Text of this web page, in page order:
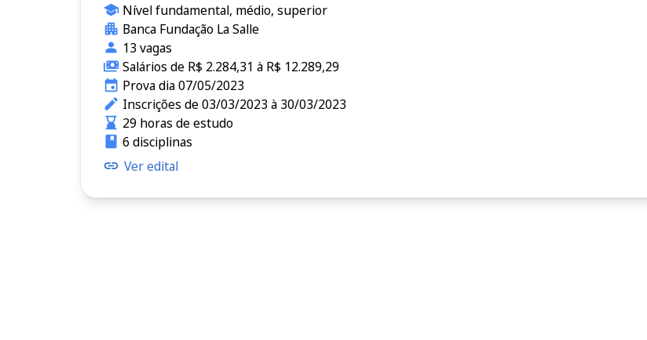
Nível fundamental, médio, superior
Banca Fundação La Salle
13 vagas
Salários de R$ 2.284,31 à R$ 12.289,29
Prova dia 07/05/2023
Inscrições de 03/03/2023 à 30/03/2023
29 horas de estudo
6 disciplinas
Ver edital